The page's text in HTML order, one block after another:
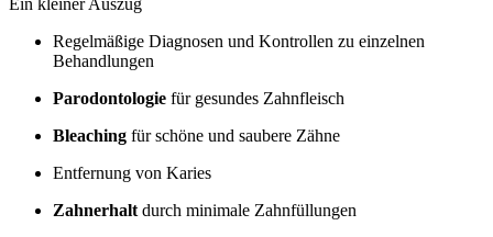
Ein kleiner Auszug
Regelmäßige Diagnosen und Kontrollen zu einzelnen
Behandlungen
Parodontologie für gesundes Zahnfleisch
Bleaching für schöne und saubere Zähne
Entfernung von Karies
Zahnerhalt durch minimale Zahnfüllungen